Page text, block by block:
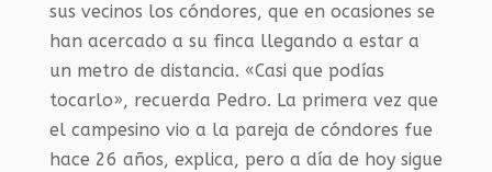
sus vecinos los cóndores, que en ocasiones se
han acercado a su finca llegando a estar a
un metro de distancia. «Casi que podías
tocarlo», recuerda Pedro. La primera vez que
el campesino vio a la pareja de cóndores fue
hace 26 años, explica, pero a día de hoy sigue